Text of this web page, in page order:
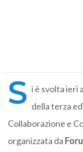
S i è svolta ieri
della terza
Collaborazione e
organizzata da